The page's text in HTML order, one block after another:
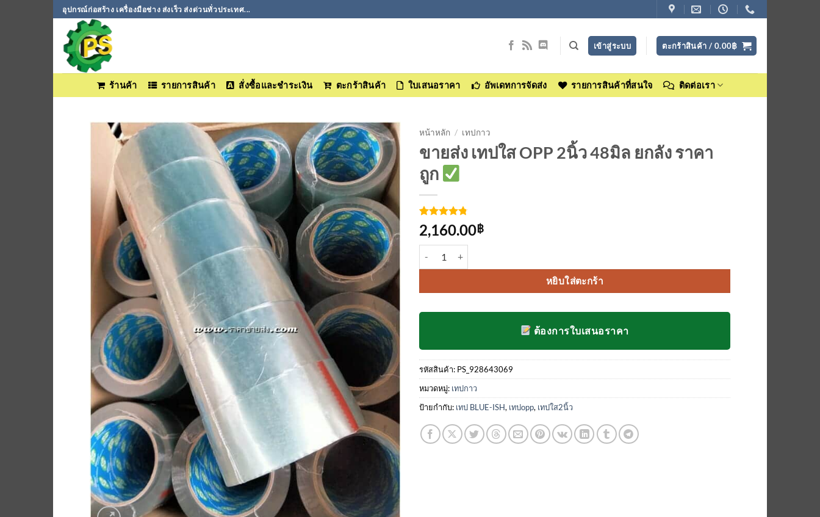
ข้าม
ไป
เนื้อหา
อุปกรณ์ก่อสร้าง เครื่องมือช่าง ส่งเร็ว ส่งด่วนทั่วประเทศ...
เข้าสู่ระบบ ตะกร้าสินค้า / 0.00฿
ร้านค้า รายการสินค้า สั่งซื้อและชำระเงิน ตะกร้าสินค้า ใบเสนอราคา อัพเดทการจัดส่ง รายการสินค้าที่สนใจ ติดต่อเรา
เพิ่มเข้า
ใน
รายการ
ที่
ติดตาม
หน้าหลัก / เทปกาว
ขายส่ง เทปใส OPP 2นิ้ว 48มิล ยกลัง ราคา
ถูก
ให้คะแนน
4.75จาก
5 คะแนน
เต็มบน
4
2,160.00฿
หยิบใส่ตะกร้า
ต้องการใบเสนอราคา
รหัสสินค้า: PS_928643069
หมวดหมู่: เทปกาว
ป้ายกำกับ: เทป BLUE-ISH, เทปopp, เทปใส2นิ้ว